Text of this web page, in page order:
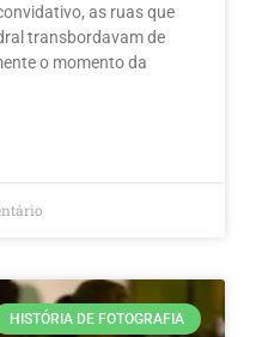
as ruas que
transbordavam de
o momento da
HISTÓRIA DE FOTOGRAFIA